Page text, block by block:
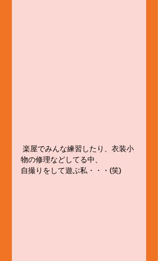
物の修理などしてる中、
自撮りをして遊ぶ私・・・(笑)